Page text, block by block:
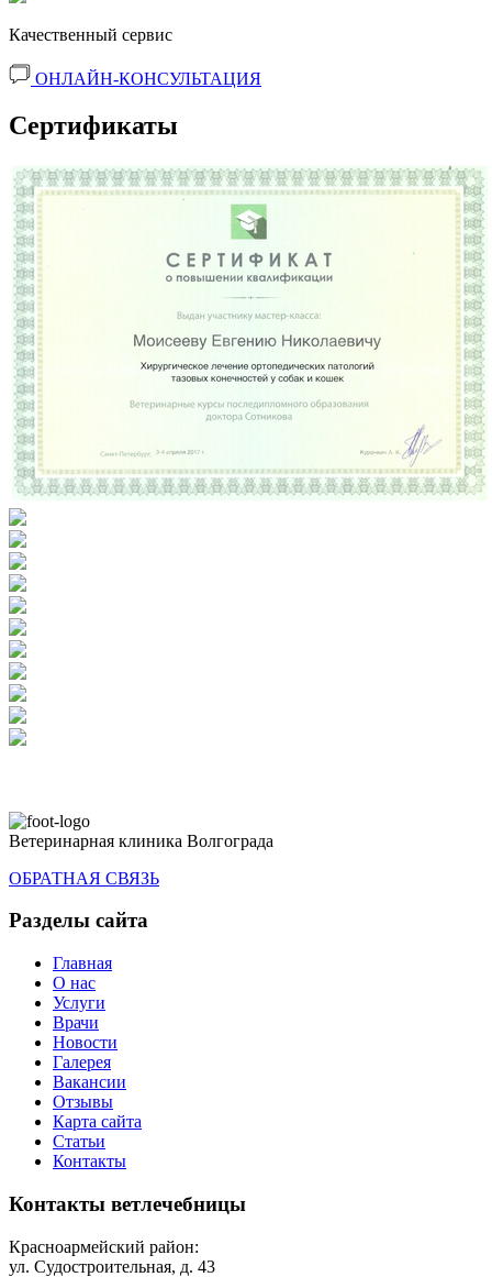
Качественный сервис
ОНЛАЙН-КОНСУЛЬТАЦИЯ
Сертификаты
Ветеринарная клиника Волгограда
ОБРАТНАЯ СВЯЗЬ
Разделы сайта
Главная
О нас
Услуги
Врачи
Новости
Галерея
Вакансии
Отзывы
Карта сайта
Статьи
Контакты
Контакты ветлечебницы
Красноармейский район:
ул. Судостроительная, д. 43